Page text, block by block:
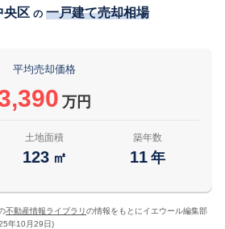
央区 の 一戸建て売却相場
平均売却価格
万円
土地面積
123 ㎡
築年数
11 年
不動産情報ライブラリの情報をもとにイエウール編集部
年10月29日)